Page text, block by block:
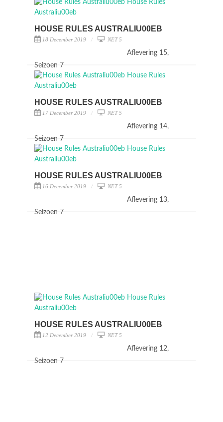
HOUSE RULES AUSTRALIU00EB
18 December 2019 NET 5
Aflevering 15,
Seizoen 7
HOUSE RULES AUSTRALIU00EB
17 December 2019 NET 5
Aflevering 14,
Seizoen 7
HOUSE RULES AUSTRALIU00EB
16 December 2019 NET 5
Aflevering 13,
Seizoen 7
HOUSE RULES AUSTRALIU00EB
12 December 2019 NET 5
Aflevering 12,
Seizoen 7